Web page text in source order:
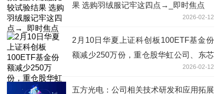
果 选购羽绒服记牢这四点→_即时焦点
2026-02-12
2月10日华夏上证科创板100ETF基金份
额减少250万份，重仓股华虹公司、东芯
2026-02-12
五方光电：公司相关技术研发和应用拓展